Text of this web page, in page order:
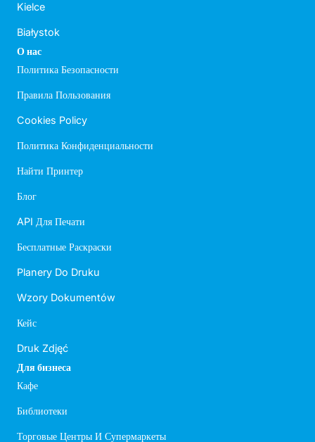
Kielce
Białystok
О нас
Политика Безопасности
Правила Пользования
Cookies Policy
Политика Конфиденциальности
Найти Принтер
Блог
API Для Печати
Бесплатные Раскраски
Planery Do Druku
Wzory Dokumentów
Кейс
Druk Zdjęć
Для бизнеса
Кафе
Библиотеки
Торговые Центры И Супермаркеты